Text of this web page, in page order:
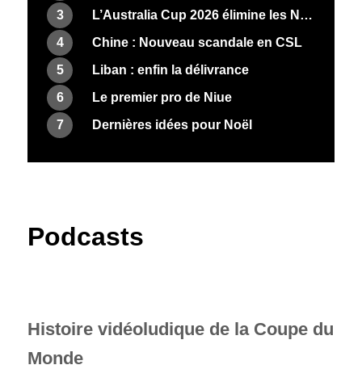
3
L’Australia Cup 2026 élimine les Néo-Zélandais
4
Chine : Nouveau scandale en CSL
5
Liban : enfin la délivrance
6
Le premier pro de Niue
7
Dernières idées pour Noël
Podcasts
Histoire vidéoludique de la Coupe du
Monde